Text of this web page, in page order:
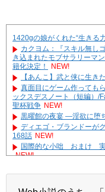
1420gの娘がくれた“生きる力
カクヨム：『スキル無し
き込まれたモブサラリーマ
籍化決定！
NEW!
【あんこ】武と侠に生き
真面目にゲーム作っても
ックスデスノート（短編）
聖杯戦争 NEW!
黒曜館の夜宴 ―淫欲に
ディエゴ・ブランドーが
168話 NEW!
国際的な小咄 おまけ 実
NEW!
やる夫達は安価で作ら
遊☆戯☆王G-WITCH！～